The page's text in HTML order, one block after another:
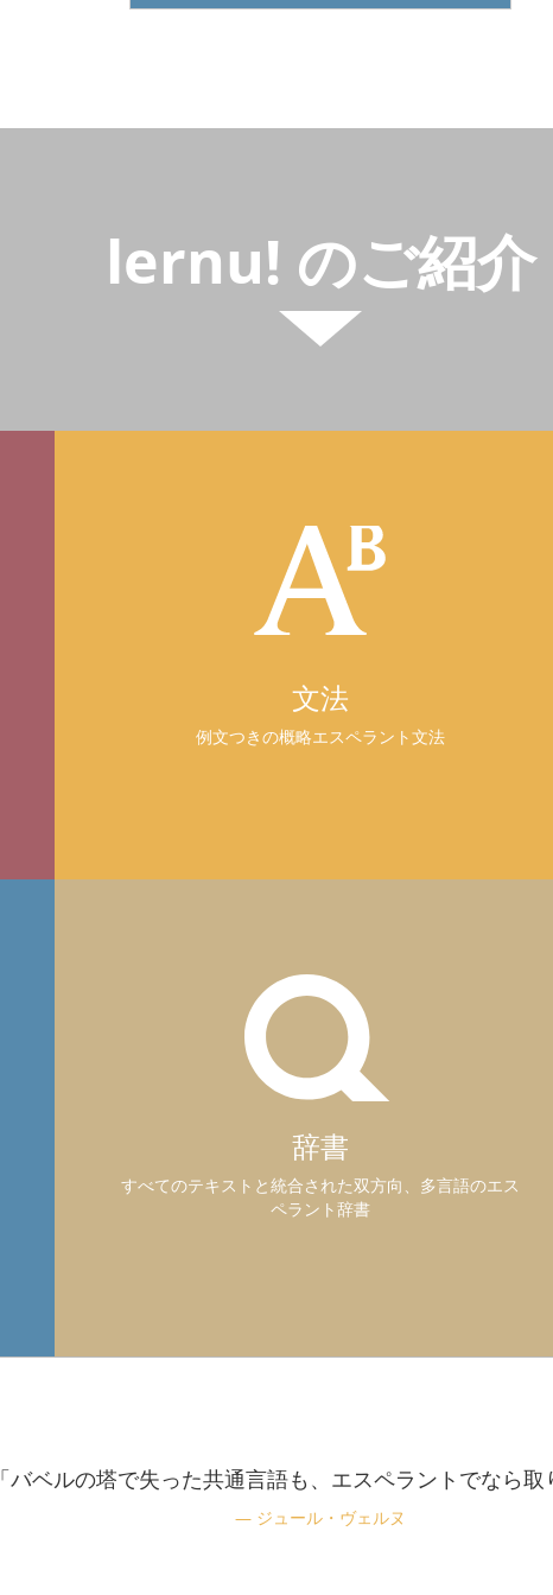
lernu! のご紹介
文法
例文つきの概略エスペラント文法
辞書
すべてのテキストと統合された双方向、多言語のエス
ペラント辞書
「バベルの塔で失った共通言語も、エスペラントでなら取
ジュール・ヴェルヌ